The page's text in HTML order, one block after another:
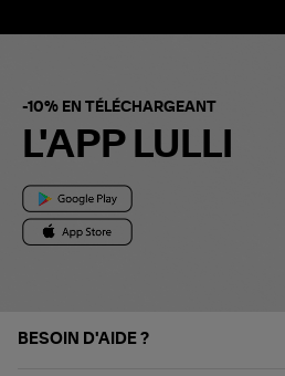
-10% EN TÉLÉCHARGEANT
L'APP LULLI
BESOIN D'AIDE ?